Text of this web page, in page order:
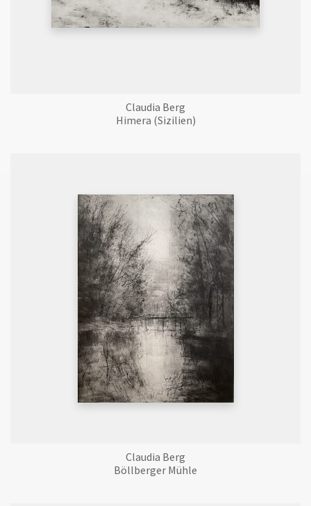
Claudia Berg
Himera (Sizilien)
Claudia Berg
Böllberger Mühle